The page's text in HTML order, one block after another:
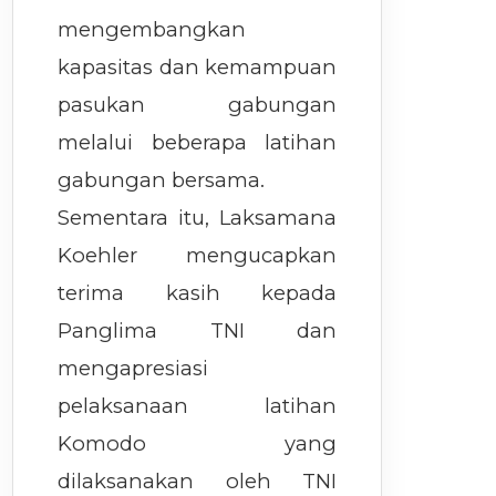
mengembangkan
kapasitas dan kemampuan
pasukan gabungan
melalui beberapa latihan
gabungan bersama.
Sementara itu, Laksamana
Koehler mengucapkan
terima kasih kepada
Panglima TNI dan
mengapresiasi
pelaksanaan latihan
Komodo yang
dilaksanakan oleh TNI